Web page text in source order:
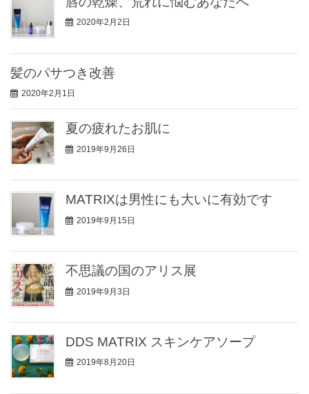
2020年2月2日
髪のパサつき改善
2020年2月1日
夏の疲れたお肌に
2019年9月26日
MATRIXは男性にも大いに有効です
2019年9月15日
不思議の国のアリス展
2019年9月3日
DDS MATRIX スキンケアソープ
2019年8月20日